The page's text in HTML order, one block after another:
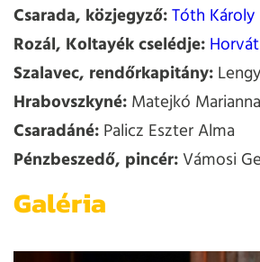
Csarada, közjegyző:Tóth Károly
Rozál, Koltayék cselédje:
Szalavec, rendőrkapitány:
Hrabovszkyné:Matejkó Marianna
Csaradáné:Palicz Eszter Alma
Pénzbeszedő, pincér:Vámosi
Galéria